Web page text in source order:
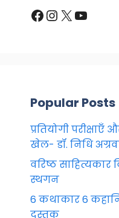
Facebook
Instagram
X
Popular Posts
प्रतियोगी
खेल- डॉ. निधि
वरिष्ठ साहित्यकार
स्थगन
6 कथाकार 6
दस्तक